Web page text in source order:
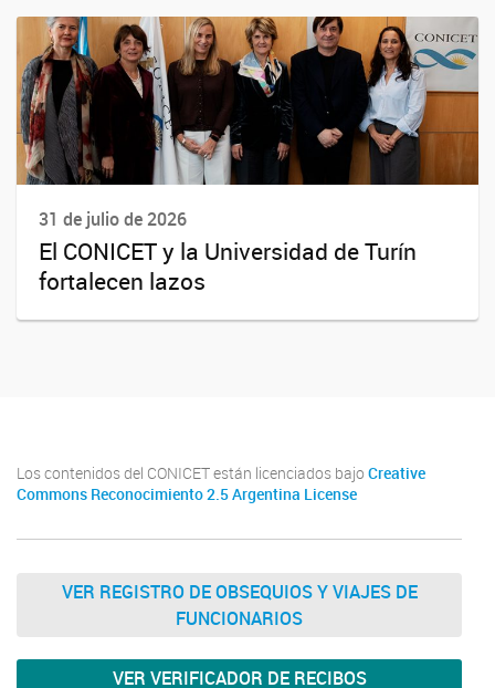
31 de julio de 2026
El CONICET y la Universidad de Turín
fortalecen lazos
Los contenidos del CONICET están licenciados bajo Creative
Commons Reconocimiento 2.5 Argentina License
VER REGISTRO DE OBSEQUIOS Y VIAJES DE
FUNCIONARIOS
VER VERIFICADOR DE RECIBOS